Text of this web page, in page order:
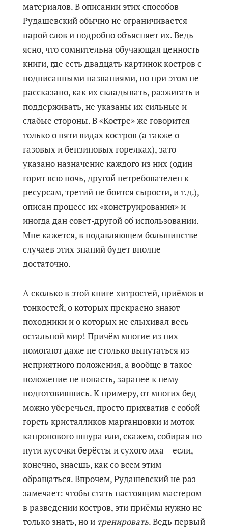
материалов. В описании этих способов
Рудашевский обычно не ограничивается
парой слов и подробно объясняет их. Ведь
ясно, что сомнительна обучающая ценность
книги, где есть двадцать картинок костров с
подписанными названиями, но при этом не
рассказано, как их складывать, разжигать и
поддерживать, не указаны их сильные и
слабые стороны. В «Костре» же говорится
только о пяти видах костров (а также о
газовых и бензиновых горелках), зато
указано назначение каждого из них (один
горит всю ночь, другой нетребователен к
ресурсам, третий не боится сырости, и т.д.),
описан процесс их «конструирования» и
иногда дан совет-другой об использовании.
Мне кажется, в подавляющем большинстве
случаев этих знаний будет вполне
достаточно.
А сколько в этой книге хитростей, приёмов и
тонкостей, о которых прекрасно знают
походники и о которых не слыхивал весь
остальной мир! Причём многие из них
помогают даже не столько выпутаться из
неприятного положения, а вообще в такое
положение не попасть, заранее к нему
подготовившись. К примеру, от многих бед
можно уберечься, просто прихватив с собой
горсть кристалликов марганцовки и моток
капронового шнура или, скажем, собирая по
пути кусочки берёсты и сухого мха ‒ если,
конечно, знаешь, как со всем этим
обращаться. Впрочем, Рудашевский не раз
замечает: чтобы стать настоящим мастером
в разведении костров, эти приёмы нужно не
только знать, но и тренировать. Ведь первый